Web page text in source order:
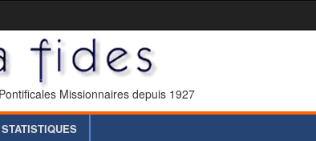
Missionnaires depuis 1927
STATISTIQUES